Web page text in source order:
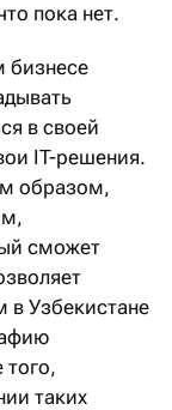
пока нет.
бизнесе
в своей
IT-решения.
образом,
сможет
в Узбекистане
того,
таких